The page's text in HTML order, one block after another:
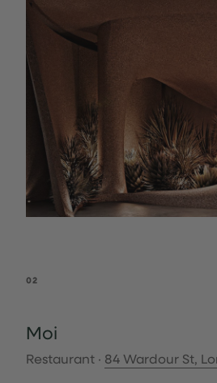
02
Moi
Restaurant · 84 Wardour St,